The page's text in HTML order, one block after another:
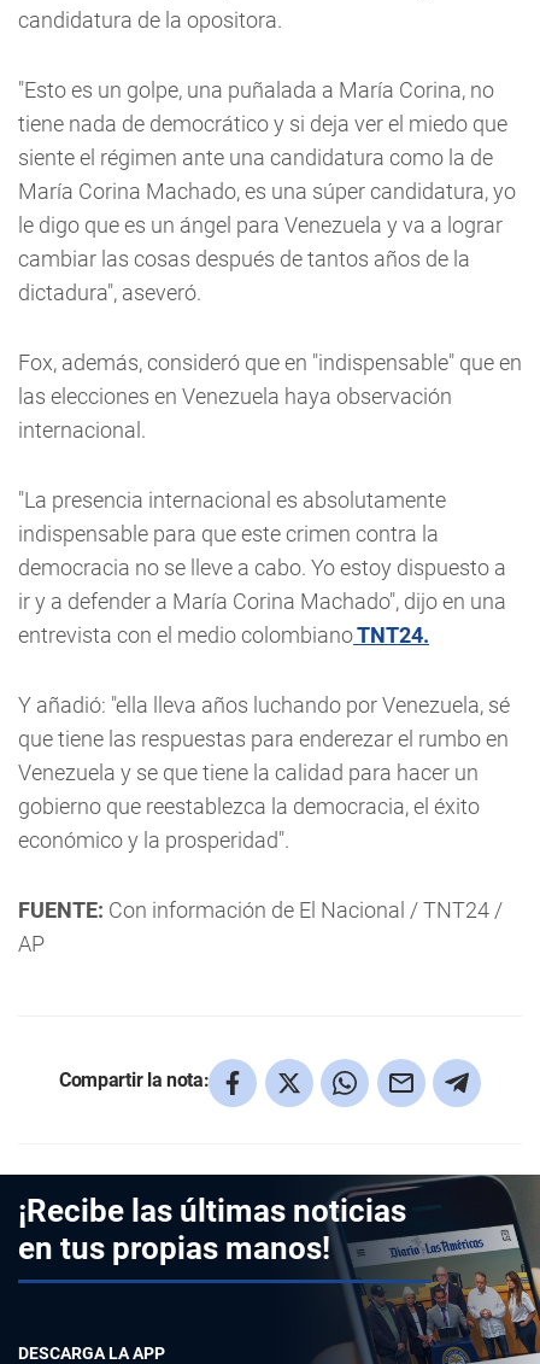
candidatura de la opositora.
"Esto es un golpe, una puñalada a María Corina, no
tiene nada de democrático y si deja ver el miedo que
siente el régimen ante una candidatura como la de
María Corina Machado, es una súper candidatura, yo
le digo que es un ángel para Venezuela y va a lograr
cambiar las cosas después de tantos años de la
dictadura", aseveró.
Fox, además, consideró que en "indispensable" que en
las elecciones en Venezuela haya observación
internacional.
"La presencia internacional es absolutamente
indispensable para que este crimen contra la
democracia no se lleve a cabo. Yo estoy dispuesto a
ir y a defender a María Corina Machado", dijo en una
entrevista con el medio colombianoTNT24.
Y añadió: "ella lleva años luchando por Venezuela, sé
que tiene las respuestas para enderezar el rumbo en
Venezuela y se que tiene la calidad para hacer un
gobierno que reestablezca la democracia, el éxito
económico y la prosperidad".
FUENTE: Con información de El Nacional / TNT24 /
AP
Compartir la nota:
¡Recibe las últimas noticias
en tus propias manos!
DESCARGA LA APP